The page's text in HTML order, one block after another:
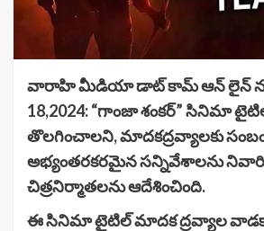
వారాహి మీడియా డాట్ కామ్ ఆన్ లైన్
18,2024: “గాంజా శంకర్” సినిమా
తొలగించాలని, మాదకద్రవ్యాలకు
అభ్యంతరకరమైన సన్నివేశాలను
చిత్రనిర్మాతలను ఆదేశించింది.
ఈ సినిమా టైటిల్ మాదక ద్రవ్యాల